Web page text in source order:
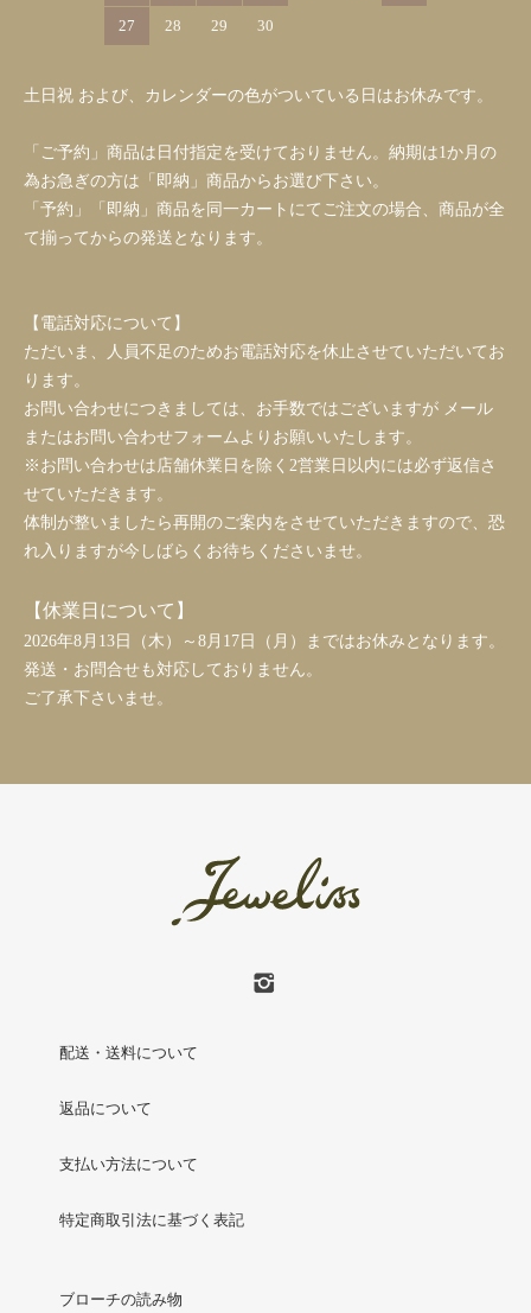
27 28 29 30
土日祝 および、カレンダーの色がついている日はお休みです。
「ご予約」商品は日付指定を受けておりません。納期は1か月の
為お急ぎの方は「即納」商品からお選び下さい。
「予約」「即納」商品を同一カートにてご注文の場合、商品が全
て揃ってからの発送となります。
【電話対応について】
ただいま、人員不足のためお電話対応を休止させていただいてお
ります。
お問い合わせにつきましては、お手数ではございますが メール
またはお問い合わせフォームよりお願いいたします。
※お問い合わせは店舗休業日を除く2営業日以内には必ず返信さ
せていただきます。
体制が整いましたら再開のご案内をさせていただきますので、恐
れ入りますが今しばらくお待ちくださいませ。
【休業日について】
2026年8月13日（木）～8月17日（月）まではお休みとなります。
発送・お問合せも対応しておりません。
ご了承下さいませ。
配送・送料について
返品について
支払い方法について
特定商取引法に基づく表記
ブローチの読み物